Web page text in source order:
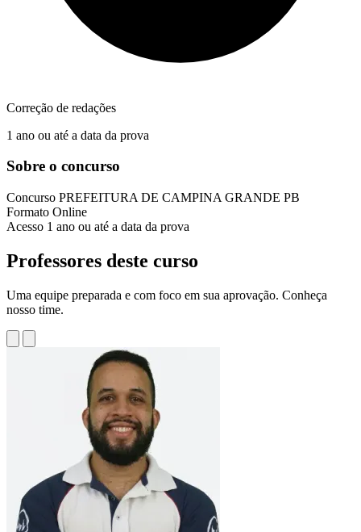
Correção de redações
1 ano ou até a data da prova
Sobre o concurso
Concurso PREFEITURA DE CAMPINA GRANDE PB
Formato Online
Acesso 1 ano ou até a data da prova
Professores deste curso
Uma equipe preparada e com foco em sua aprovação. Conheça
nosso time.